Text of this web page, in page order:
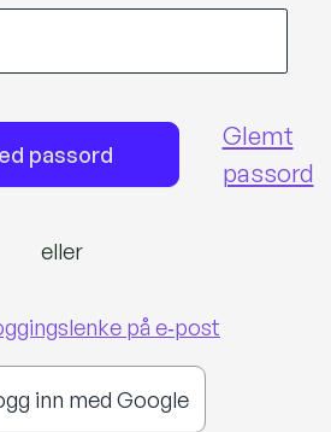
passord
Glemt
passord
eller
på e‑post
inn med Google